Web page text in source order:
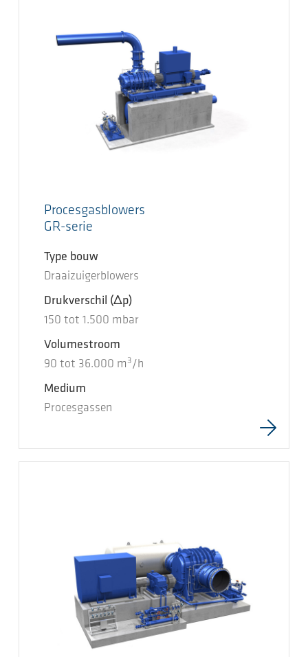
Procesgasblowers
GR-serie
Type bouw
Draaizuigerblowers
Drukverschil (Δp)
150 tot 1.500 mbar
Volumestroom
90 tot 36.000 m 3 /h
Medium
Procesgassen